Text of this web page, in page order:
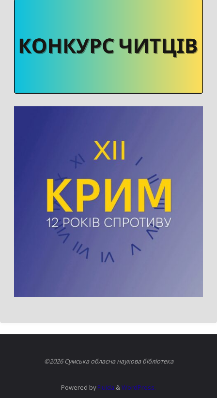
©2026 Сумська обласна наукова бібліотека
Powered byFluida &WordPress.